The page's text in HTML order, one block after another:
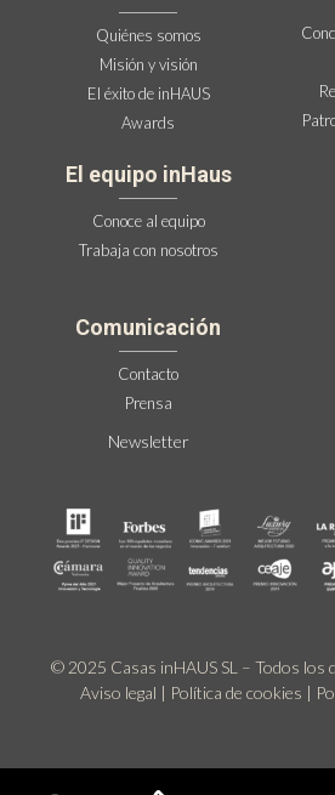
Quiénes somos
Misión y visión
El éxito de inHAUS
Awards
El equipo inHaus
Conoce al equipo
Trabaja con nosotros
Comunicación
Contacto
Prensa
Newsletter
© 2025 Casas inHAUS SL – Todos los
Aviso legal | Política de cookies |